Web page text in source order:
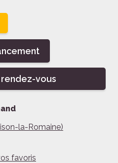
vous
la-Romaine)
favoris